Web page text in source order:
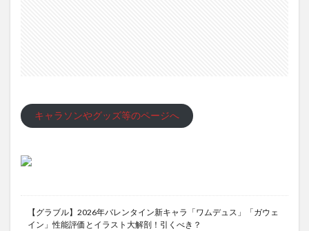
キャラソンやグッズ等のページへ
【グラブル】2026年バレンタイン新キャラ「ワムデュス」「ガウェ
イン」性能評価とイラスト大解剖！引くべき？